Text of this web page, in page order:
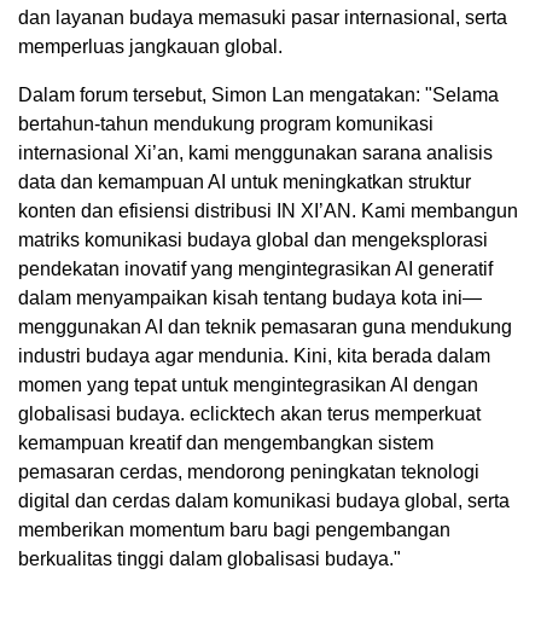
dan layanan budaya memasuki pasar internasional, serta
memperluas jangkauan global.
Dalam forum tersebut, Simon Lan mengatakan: "Selama
bertahun-tahun mendukung program komunikasi
internasional Xi’an, kami menggunakan sarana analisis
data dan kemampuan AI untuk meningkatkan struktur
konten dan efisiensi distribusi IN XI’AN. Kami membangun
matriks komunikasi budaya global dan mengeksplorasi
pendekatan inovatif yang mengintegrasikan AI generatif
dalam menyampaikan kisah tentang budaya kota ini—
menggunakan AI dan teknik pemasaran guna mendukung
industri budaya agar mendunia. Kini, kita berada dalam
momen yang tepat untuk mengintegrasikan AI dengan
globalisasi budaya. eclicktech akan terus memperkuat
kemampuan kreatif dan mengembangkan sistem
pemasaran cerdas, mendorong peningkatan teknologi
digital dan cerdas dalam komunikasi budaya global, serta
memberikan momentum baru bagi pengembangan
berkualitas tinggi dalam globalisasi budaya."